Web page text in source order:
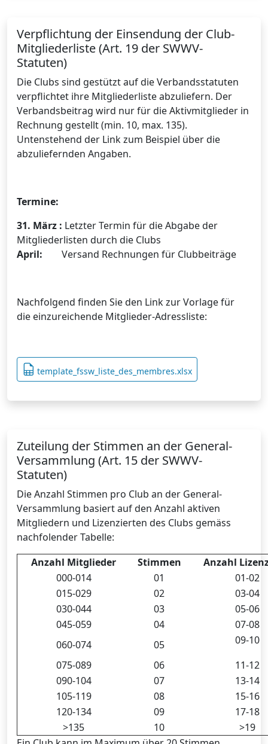
Verpflichtung der Einsendung der Club-
Mitgliederliste (Art. 19 der SWWV-
Statuten)
Die Clubs sind gestützt auf die Verbandsstatuten
verpflichtet ihre Mitgliederliste abzuliefern. Der
Verbandsbeitrag wird nur für die Aktivmitglieder in
Rechnung gestellt (min. 10, max. 135).
Untenstehend der Link zum Beispiel über die
abzuliefernden Angaben.
Termine:
31. März : Letzter Termin für die Abgabe der
Mitgliederlisten durch die Clubs
April: Versand Rechnungen für Clubbeiträge
Nachfolgend finden Sie den Link zur Vorlage für
die einzureichende Mitglieder-Adressliste:
template_fssw_liste_des_membres.xlsx
Zuteilung der Stimmen an der General-
Versammlung (Art. 15 der SWWV-
Statuten)
Die Anzahl Stimmen pro Club an der General-
Versammlung basiert auf den Anzahl aktiven
Mitgliedern und Lizenzierten des Clubs gemäss
nachfolender Tabelle:
Anzahl Mitglieder
Stimmen
Anzahl
000-014
01
01-02
015-029
02
03-04
030-044
03
05-06
045-059
04
07-08
060-074
05
09-10
075-089
06
11-12
090-104
07
13-14
105-119
08
15-16
120-134
09
17-18
>135
10
>19